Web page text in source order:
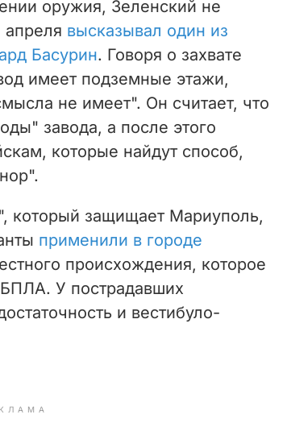
d
e
o
оружия, Зеленский не
апреля высказывал один из
Басурин. Говоря о захвате
имеет подземные этажи,
не имеет". Он считает, что
завода, а после этого
которые найдут способ,
который защищает Мариуполь,
применили в городе
происхождения, которое
БПЛА. У пострадавших
и вестибуло-